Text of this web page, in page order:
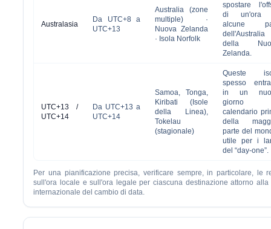
Australasia
Da UTC+8 a
UTC+13
Australia (zone
multiple) ·
Nuova Zelanda
· Isola Norfolk
spostare
di un'ora
alcune
della
Zelanda.
UTC+13 /
UTC+14
Da UTC+13 a
UTC+14
Samoa, Tonga,
Kiribati (Isole
della Linea),
Tokelau
(stagionale)
Queste
spesso
in un
giorno
calendario
della
parte del
utile per i
del “day-one”.
Per una pianificazione precisa, verificare sempre, in particolare, le
sull'ora locale e sull'ora legale per ciascuna destinazione attorno alla
internazionale del cambio di data.